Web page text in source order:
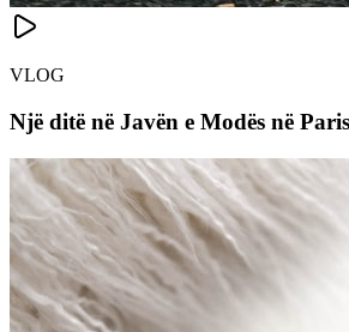
VLOG
Një ditë në Javën e Modës në